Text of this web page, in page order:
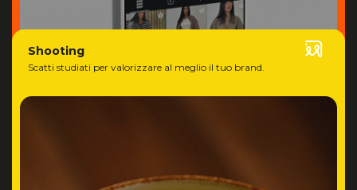
Shooting
Scatti studiati per valorizzare al meglio il tuo brand.